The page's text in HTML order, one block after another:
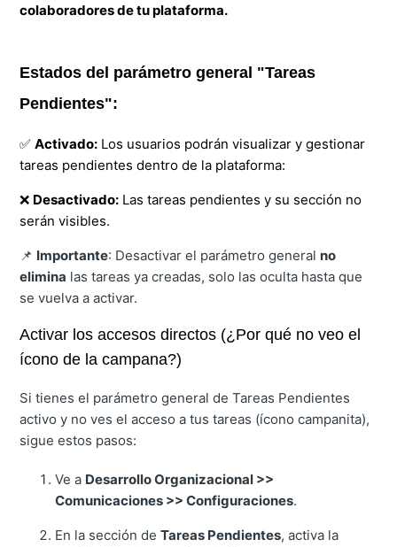
colaboradores de tu plataforma.
Estados del parámetro general "Tareas
Pendientes":
✅Activado: Los usuarios podrán visualizar y gestionar
tareas pendientes dentro de la plataforma:
❌ Desactivado: Las tareas pendientes y su sección no
serán visibles.
📌 Importante: Desactivar el parámetro general no
elimina las tareas ya creadas, solo las oculta hasta que
se vuelva a activar.
Activar los accesos directos (¿Por qué no veo el
ícono de la campana?)
Si tienes el parámetro general de Tareas Pendientes
activo y no ves el acceso a tus tareas (ícono campanita),
sigue estos pasos:
Ve a Desarrollo Organizacional >>
Comunicaciones >> Configuraciones.
En la sección deTareas Pendientes, activa la